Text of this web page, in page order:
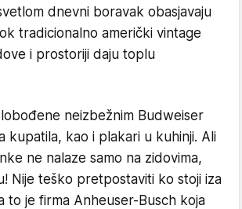
dnevni boravak obasjavaju
tradicionalno američki vintage
i prostoriji daju toplu
neizbežnim Budweiser
kupatila, kao i plakari u kuhinji. Ali
ne nalaze samo na zidovima,
Nije teško pretpostaviti ko stoji iza
to je firma Anheuser-Busch koja